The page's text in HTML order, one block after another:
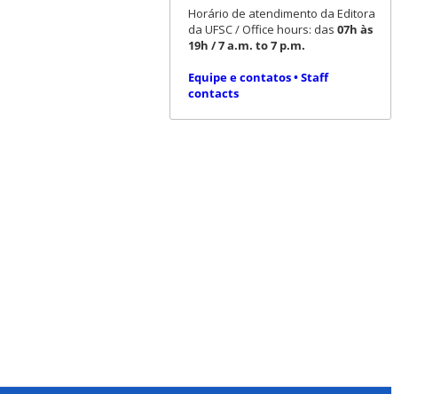
Horário de atendimento da Editora
da UFSC / Office hours: das 07h às
19h / 7 a.m. to 7 p.m.
Equipe e contatos • Staff
contacts